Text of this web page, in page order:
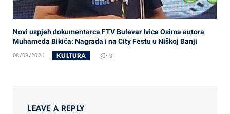
Novi uspjeh dokumentarca FTV Bulevar Ivice Osima autora
Muhameda Bikića: Nagrada i na City Festu u Niškoj Banji
08/08/2026 KULTURA 0
LEAVE A REPLY